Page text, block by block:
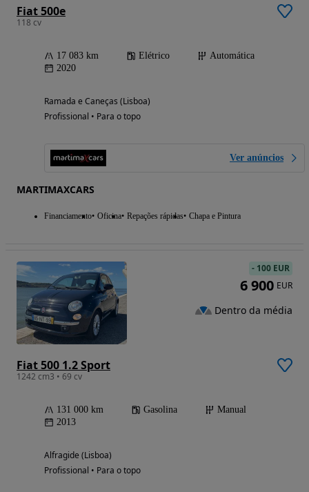
Fiat 500e
118 cv
17 083 km Elétrico
Automática
2020
Ramada e Caneças (Lisboa)
Profissional • Para o topo
Ver anúncios
MARTIMAXCARS
Financiamento Oficina Repações rápidas Chapa e Pintura
Fiat 500 1.2 Sport
1242 cm3 • 69 cv
131 000 km Gasolina
Manual
2013
Alfragide (Lisboa)
Profissional • Para o topo
- 100 EUR
6 900 EUR
Dentro da média